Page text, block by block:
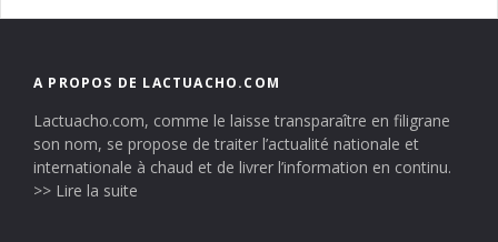
A PROPOS DE LACTUACHO.COM
Lactuacho.com, comme le laisse transparaître en filigrane
son nom, se propose de traiter l’actualité nationale et
internationale à chaud et de livrer l’information en continu.
>> Lire la suite